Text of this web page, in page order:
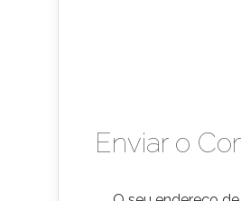
Enviar o